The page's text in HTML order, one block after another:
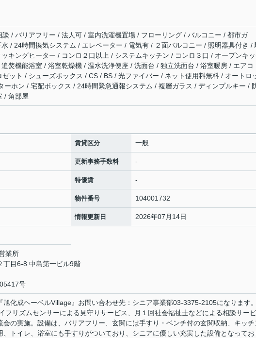
談 / バリアフリー / 法人可 / 室内洗濯機置場 / フローリング / バルコニー / 都市ガ
/ 24時間換気システム / エレベーター / 電気有 / ２面バルコニー / 照明器具付き /
キングヒーター / コンロ２口以上 / システムキッチン / コンロ３口 / オープンキ
焚機能浴室 / 浴室乾燥機 / 温水洗浄便座 / 洗面台 / 独立洗面台 / 浴室暖房 / エアコ
ゼット / シューズボックス / CS / BS / 光ファイバー / ネット使用料無料 / オートロ
ーホン / 宅配ボックス / 24時間緊急通報システム / 複層ガラス / ディンプルキー /
/ 角部屋
賃貸区分 一般
更新事務手数料 -
特優賃 -
物件番号 104001732
情報更新日 2026年07月14日
業所
丁目6-8 中島第一ビル9階
号
旭化成ヘーベルVillage』お問い合わせ先：シニア事業部03-3375-2105になります。
フリズムセンサーによる見守りサービス、月１回社会福祉士などによる相談サービ
会の実施。設備は、バリアフリー、玄関には手すり・ベンチ付の玄関収納、キッチ
、トイレ、浴室にも手すりがついており、シニアに優しい充実した設備となってお